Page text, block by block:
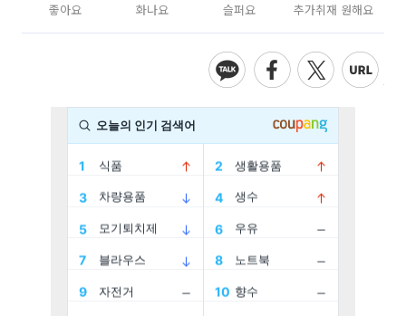
좋아요 화나요 슬퍼요 추가취재 원해요